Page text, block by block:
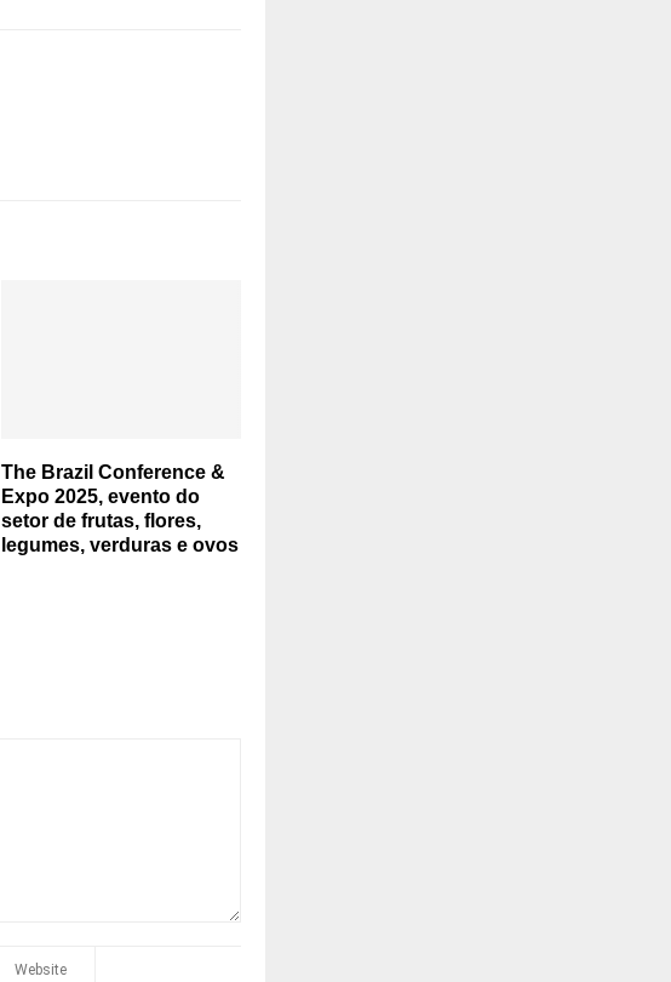
The Brazil Conference &
Expo 2025, evento do
setor de frutas, flores,
legumes, verduras e ovos